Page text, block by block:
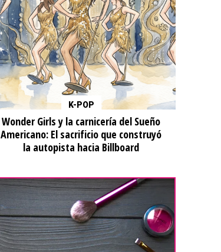
K-POP
Wonder Girls y la carnicería del Sueño
Americano: El sacrificio que construyó
la autopista hacia Billboard